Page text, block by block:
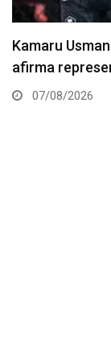
Resultados de
Gamrot hace
07/08/2026